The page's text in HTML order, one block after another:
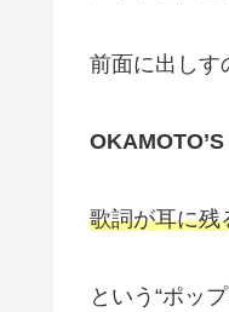
前面に出しす
OKAMOTO’S
歌詞が耳に残
という“ポッ